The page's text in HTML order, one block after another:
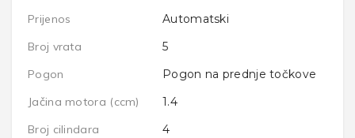
Prijenos
Automatski
Broj vrata
5
Pogon
Pogon na prednje točkove
Jačina motora (ccm)
1.4
Broj cilindara
4